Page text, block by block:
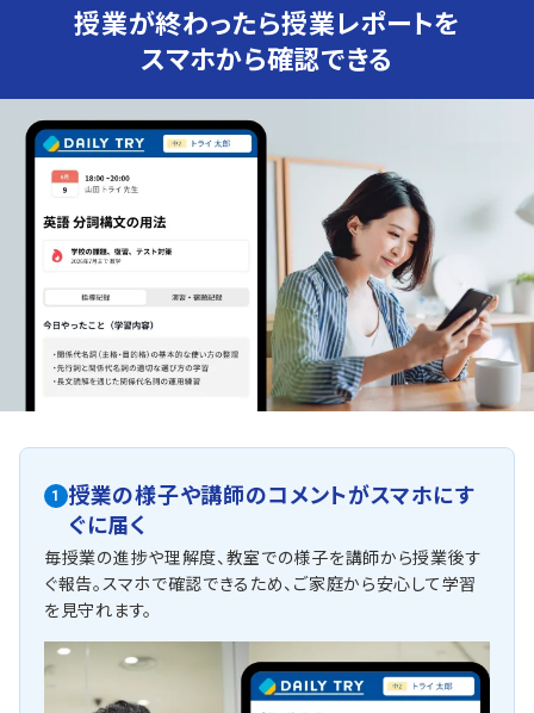
授業が終わったら授業レポートを
スマホから確認できる
1
授業の様子や講師のコメントがスマホにす
ぐに届く
毎授業の進捗や理解度、教室での様子を講師から授業後す
ぐ報告。スマホで確認できるため、ご家庭から安心して学習
を見守れます。